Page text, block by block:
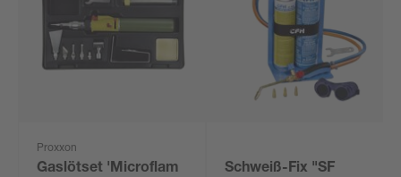
Proxxon
Gaslötset 'Microflam
Schweiß-Fix "SF